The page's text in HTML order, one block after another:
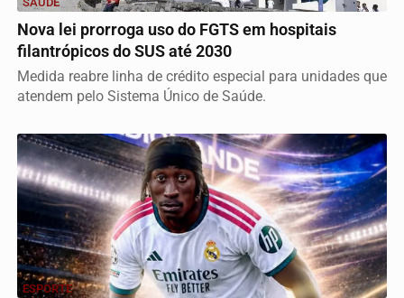
Nova lei prorroga uso do FGTS em hospitais
filantrópicos do SUS até 2030
Medida reabre linha de crédito especial para unidades que
atendem pelo Sistema Único de Saúde.
ESPORTE